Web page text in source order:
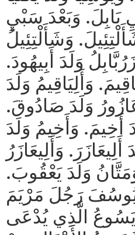
بَابِلَ. وَبَعْدَ سَبْيِ
وَشَأَلْتِئِيلُ
وَلَدَ أَبِيهُودَ.
وَأَلِيَاقِيمُ وَلَدَ
وَلَدَ صَادُوقَ.
أَخِيمَ. وَأَخِيمُ وَلَدَ
أَلِيعَازَرَ. وَأَلِيعَازَرُ
وَلَدَ يَعْقُوبَ.
رَجُلَ مَرْيَمَ
يَسُوعُ الَّذِي يُدْعَى